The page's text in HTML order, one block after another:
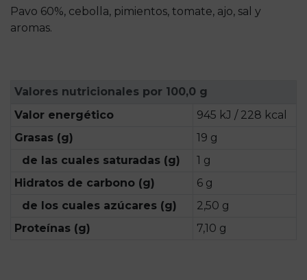
Pavo 60%, cebolla, pimientos, tomate, ajo, sal y
aromas.
Valores nutricionales por 100,0 g
Valor energético
945 kJ / 228 kcal
Grasas (g)
19 g
de las cuales saturadas (g)
1 g
Hidratos de carbono (g)
6 g
de los cuales azúcares (g)
2,50 g
Proteínas (g)
7,10 g